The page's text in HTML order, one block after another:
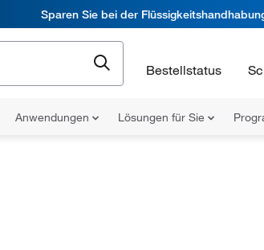
Sparen Sie bei der
Bestellstatus
Anwendungen Lösungen für Sie